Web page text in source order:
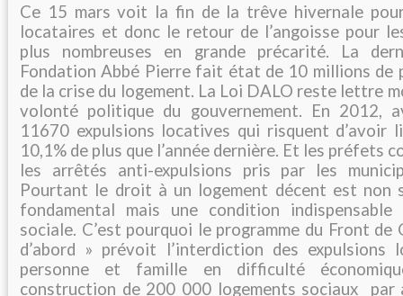
Ce 15 mars voit la fin de la trêve hivernale
locataires et donc le retour de l’angoisse pour
plus nombreuses en grande précarité. La
Fondation Abbé Pierre fait état de 10 millions de
de la crise du logement. La Loi DALO reste lettre
volonté politique du gouvernement. En 2012,
11670 expulsions locatives qui risquent d’avoir
10,1% de plus que l’année dernière. Et les préfets
les arrêtés anti-expulsions pris par les
Pourtant le droit à un logement décent est non
fondamental mais une condition
sociale. C’est pourquoi le programme du Front de
d’abord » prévoit l’interdiction des expulsions
personne et famille en difficulté
construction de 200 000 logements sociaux par